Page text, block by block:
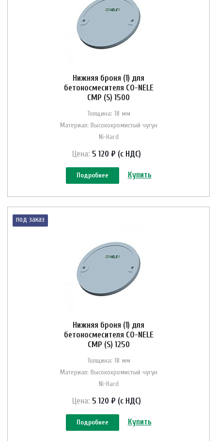
Нижняя броня (1) для
бетоносмесителя CO-NELE
CMP (S) 1500
Толщина: 18 мм
Материал: Высокохромистый чугун
Ni-Hard
Цена: 5 120 ₽ (с НДС)
Подробнее Купить
под заказ
Нижняя броня (1) для
бетоносмесителя CO-NELE
CMP (S) 1250
Толщина: 18 мм
Материал: Высокохромистый чугун
Ni-Hard
Цена: 5 120 ₽ (с НДС)
Подробнее Купить